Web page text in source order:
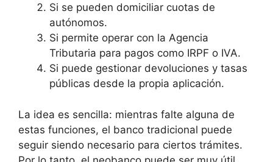
Si se pueden domiciliar cuotas de
autónomos.
Si permite operar con la Agencia
Tributaria para pagos como IRPF o IVA.
Si puede gestionar devoluciones y tasas
públicas desde la propia aplicación.
La idea es sencilla: mientras falte alguna de
estas funciones, el banco tradicional puede
seguir siendo necesario para ciertos trámites.